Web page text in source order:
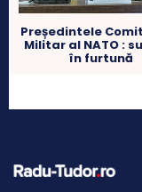
Președintele
Militar al NATO :
în furtună